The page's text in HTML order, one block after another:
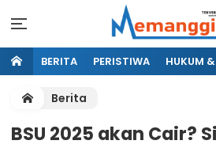
BERITA PERISTIWA HUKUM
Berita
BSU 2025 akan Cair?